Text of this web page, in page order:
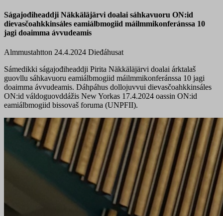
Ságajođiheaddji Näkkäläjärvi doalai sáhkavuoru ON:id
dievasčoahkkinsáles eamiálbmogiid máilmmikonferánssa 10
jagi doaimma ávvudeamis
Almmustahtton 24.4.2024 Dieđáhusat
Sámedikki ságajođiheaddji Pirita Näkkäläjärvi doalai árktalaš
guovllu sáhkavuoru eamiálbmogiid máilmmikonferánssa 10 jagi
doaimma ávvudeamis. Dáhpáhus dollojuvvui dievasčoahkkinsáles
ON:id váldoguovddážis New Yorkas 17.4.2024 oassin ON:id
eamiálbmogiid bissovaš foruma (UNPFII).